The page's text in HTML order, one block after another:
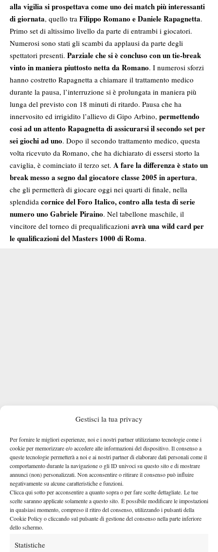
Gestisci la tua privacy
Per fornire le migliori esperienze, noi e i nostri partner utilizziamo tecnologie come i
cookie per memorizzare e/o accedere alle informazioni del dispositivo. Il consenso a
queste tecnologie permetterà a noi e ai nostri partner di elaborare dati personali come il
comportamento durante la navigazione o gli ID univoci su questo sito e di mostrare
annunci (non) personalizzati. Non acconsentire o ritirare il consenso può influire
negativamente su alcune caratteristiche e funzioni.
Clicca qui sotto per acconsentire a quanto sopra o per fare scelte dettagliate. Le tue
scelte saranno applicate solamente a questo sito. È possibile modificare le impostazioni
in qualsiasi momento, compreso il ritiro del consenso, utilizzando i pulsanti della
Cookie Policy o cliccando sul pulsante di gestione del consenso nella parte inferiore
dello schermo.
Statistiche
alla vigilia si prospettava come uno dei match più interessanti
di giornata, quello tra Filippo Romano e Daniele Rapagnetta.
Primo set di altissimo livello da parte di entrambi i giocatori.
Numerosi sono stati gli scambi da applausi da parte degli
spettatori presenti. Parziale che si è concluso con un tie-break
vinto in maniera piuttosto netta da Romano. I numerosi sforzi
hanno costretto Rapagnetta a chiamare il trattamento medico
durante la pausa, l’interruzione si è prolungata in maniera più
lunga del previsto con 18 minuti di ritardo. Pausa che ha
innervosito ed irrigidito l’allievo di Gipo Arbino, permettendo
cosi ad un attento Rapagnetta di assicurarsi il secondo set per
sei giochi ad uno. Dopo il secondo trattamento medico, questa
volta ricevuto da Romano, che ha dichiarato di essersi storto la
caviglia, è cominciato il terzo set. A fare la differenza è stato un
break messo a segno dal giocatore classe 2005 in apertura,
che gli permetterà di giocare oggi nei quarti di finale, nella
splendida cornice del Foro Italico, contro alla testa di serie
numero uno Gabriele Piraino. Nel tabellone maschile, il
vincitore del torneo di prequalificazioni avrà una wild card per
le qualificazioni del Masters 1000 di Roma.
TAGGED:Filippo Romano Internazionali BNL d'Italia 2025